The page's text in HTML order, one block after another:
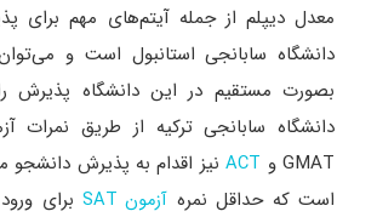
معدل دیپلم از جمله آیتم‌های مهم برای
دانشگاه سابانجی استانبول است و
بصورت مستقیم در این دانشگاه پذیرش
GMAT و
ACTنیز اقدام به پذیرش دانشجو
است که حداقل نمره آزمون SAT
برای